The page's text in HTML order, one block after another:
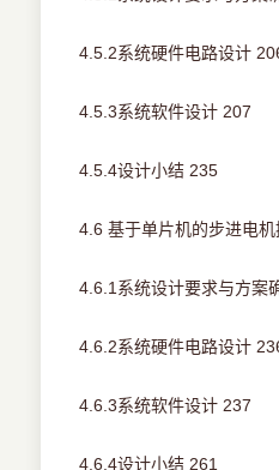
4.5.2系统硬件电路设计
4.5.3系统软件设计 207
4.5.4设计小结 235
4.6 基于单片机的步进电
4.6.1系统设计要求与方案
4.6.2系统硬件电路设计
4.6.3系统软件设计 237
4.6.4设计小结 261